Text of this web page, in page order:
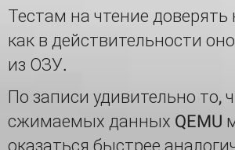
Тестам на чтение доверять
как в действительности
из ОЗУ.
По записи удивительно то,
сжимаемых данных QEMU
оказаться быстрее